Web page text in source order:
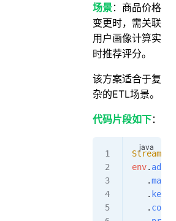
场景：商品价格
变更时，需关联
用户画像计算实
时推荐评分。
该方案适合于复
杂的ETL场景。
代码片段如下：
env.
   .
map
   .
keyBy
   .